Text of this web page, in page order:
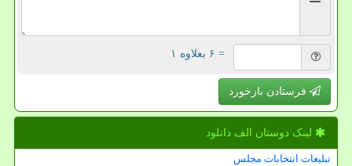
= ۶ بعلاوه ۱
فرستادن بازخورد
لینک دوستان الف دانلود
تبلیغات انتخابات مجلس